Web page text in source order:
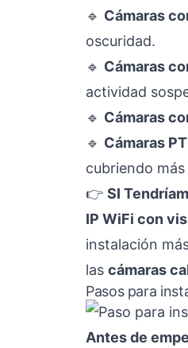
🔹 Cámaras
oscuridad.
🔹 Cámaras
actividad
🔹 Cámaras
🔹 Cámaras
cubriendo más
👉 SI
IP WiFi con
instalación
las cámaras
Pasos para
Antes de